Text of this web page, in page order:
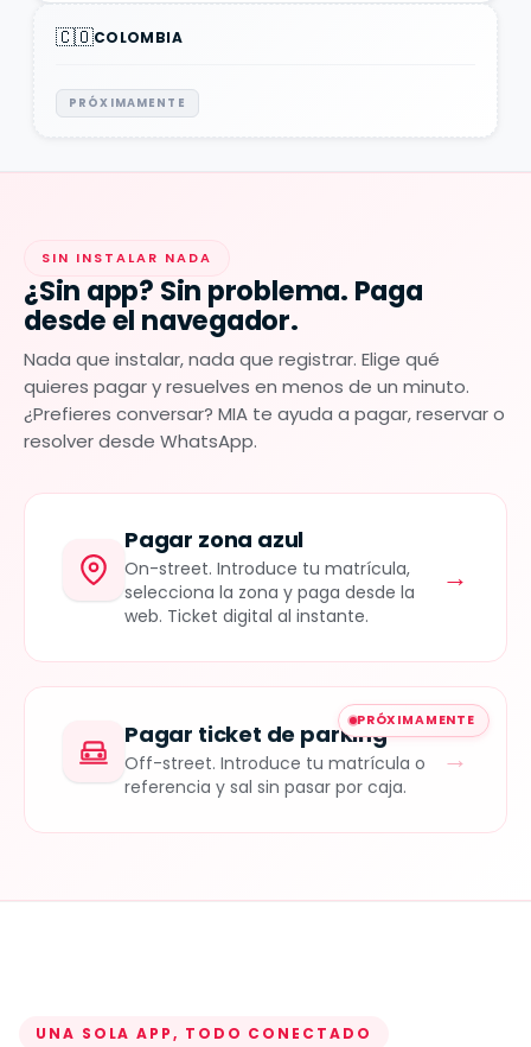
🇨🇴COLOMBIA
PRÓXIMAMENTE
SIN INSTALAR NADA
¿Sin app? Sin problema. Paga
desde el navegador.
Nada que instalar, nada que registrar. Elige qué
quieres pagar y resuelves en menos de un minuto.
¿Prefieres conversar? MIA te ayuda a pagar, reservar o
resolver desde WhatsApp.
Pagar zona azul
On-street. Introduce tu matrícula,
selecciona la zona y paga desde la
web. Ticket digital al instante.
→
PRÓXIMAMENTE
Pagar ticket de parking
Off-street. Introduce tu matrícula o
referencia y sal sin pasar por caja.
→
UNA SOLA APP, TODO CONECTADO